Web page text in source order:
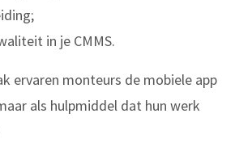
in je CMMS.
ervaren monteurs de mobiele app
als hulpmiddel dat hun werk